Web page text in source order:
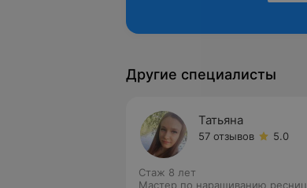
Другие специалисты
Татьяна
57 отзывов 5.0
Стаж 8 лет
Мастер по наращиванию ресниц